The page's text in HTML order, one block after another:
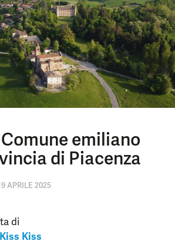
emiliano
di Piacenza
APRILE 2025
di
Kiss